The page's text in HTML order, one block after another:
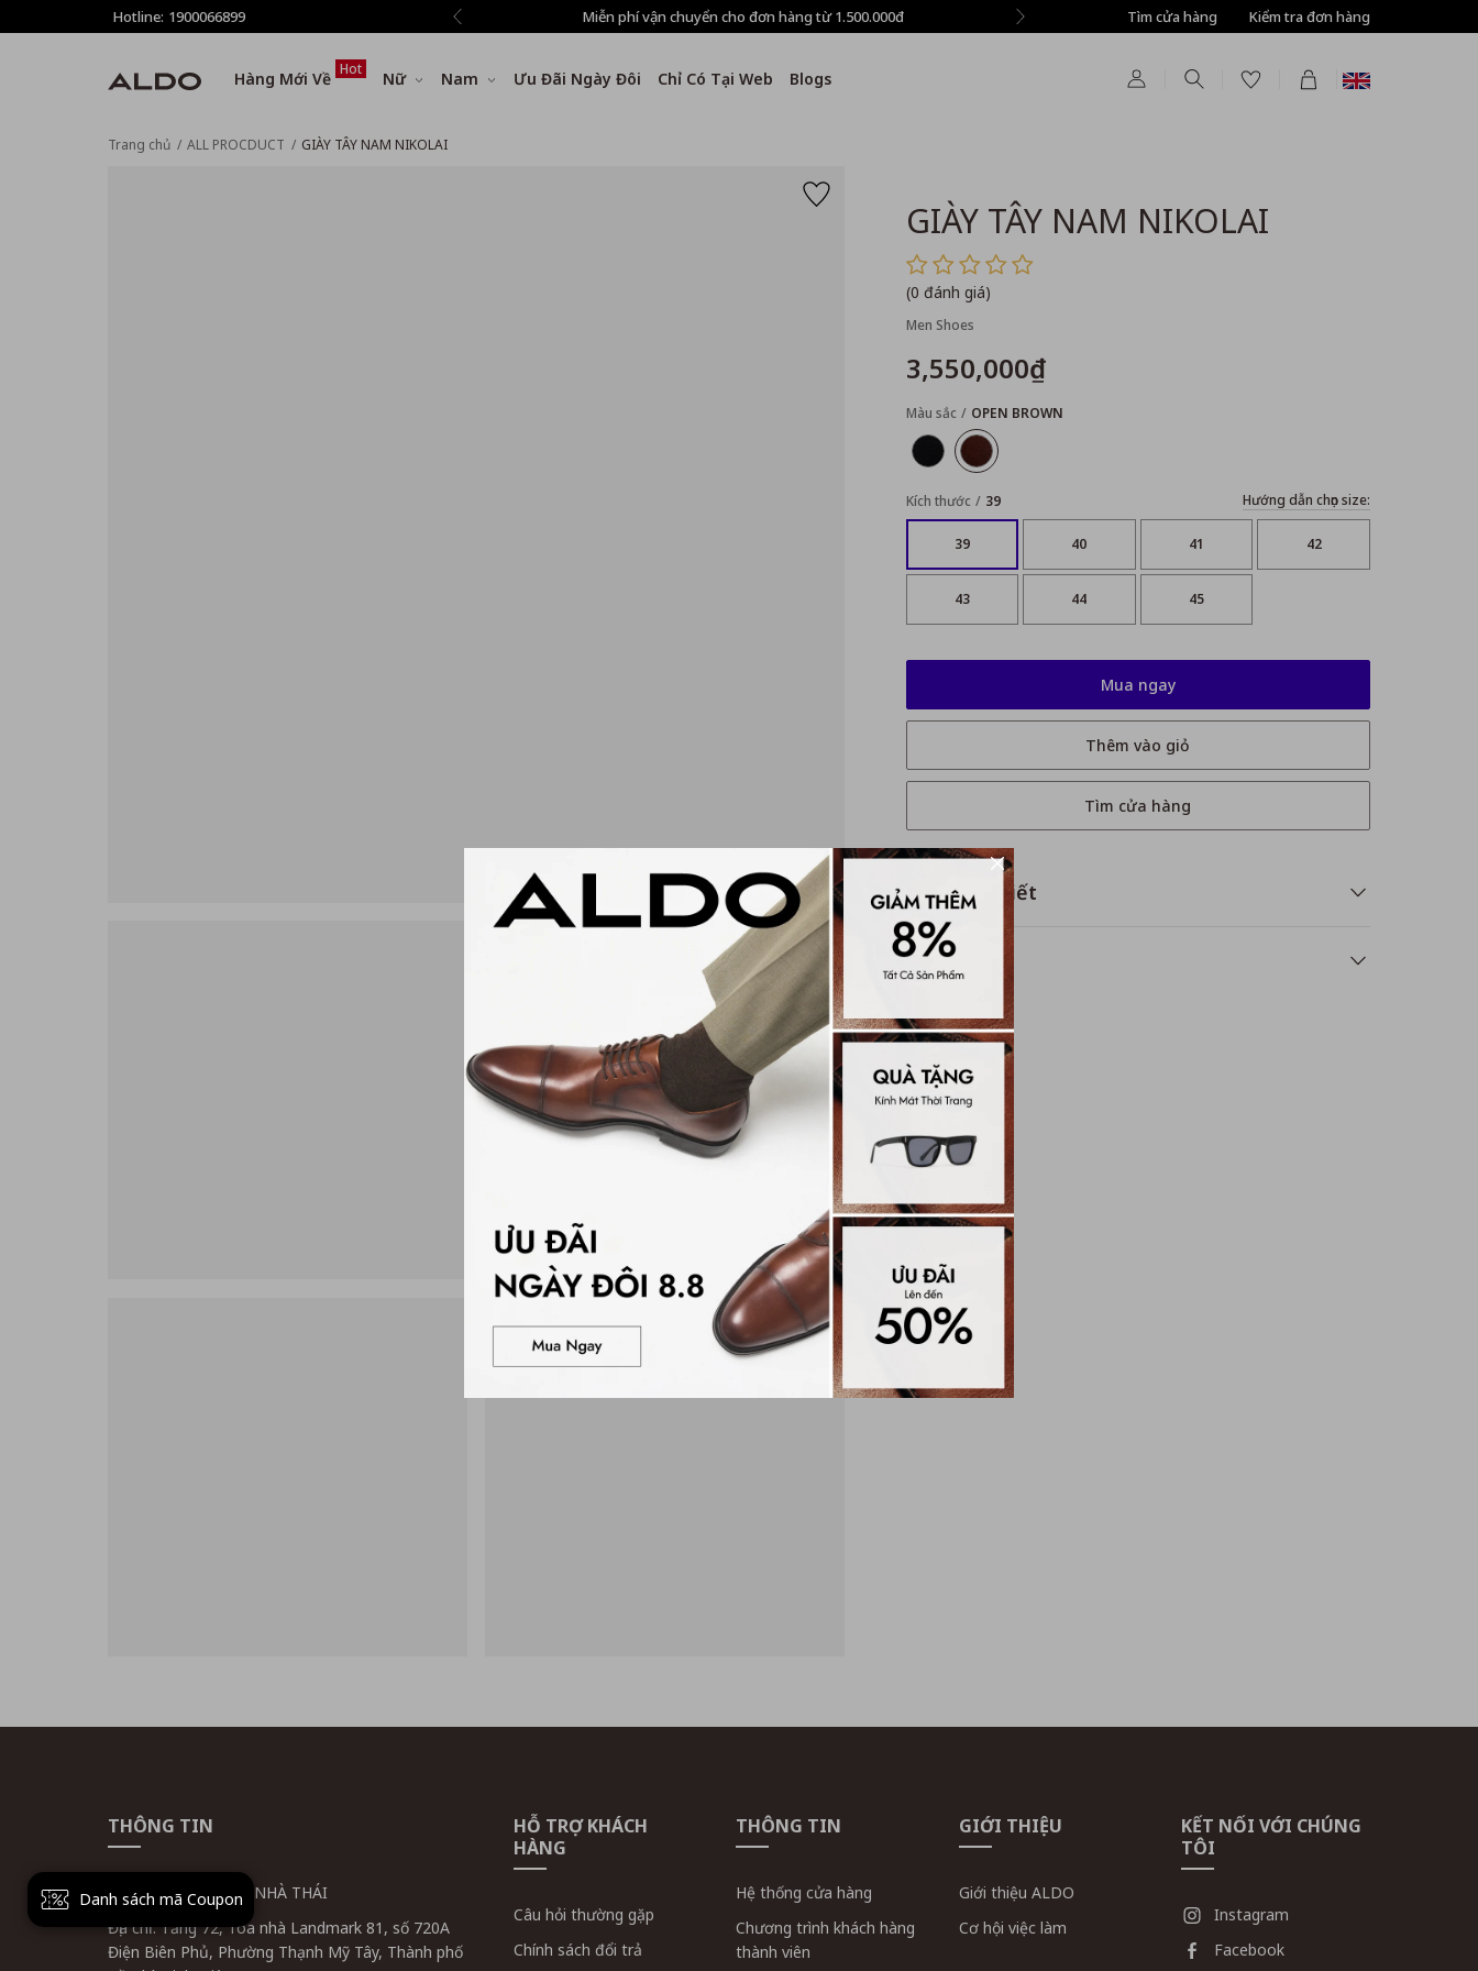
Hotline: 1900066899
thêm 8% tất cả sản phẩm ở bước Thanh toán Miễn phí vận chuyển cho đơn hàng từ 1.500.000đ Tự động giảm thêm 8% tất cả sản phẩm ở bước
Tìm cửa hàng Kiểm tra đơn hàng
Hàng Mới Về Hot Nữ Nam Ưu Đãi Ngày Đôi Chỉ Có Tại Web Blogs
Trang chủ ALL PROCDUCT GIÀY TÂY NAM NIKOLAI
GIÀY TÂY NAM NIKOLAI
(0 đánh giá)
Men Shoes
3,550,000₫
Màu sắc OPEN BROWN
Kích thước 39 Hướng dẫn chọn size:
39 40 41 42
43 44 45
Mô tả chi tiết
Đánh giá
Mua ngay
Thêm vào giỏ
Tìm cửa hàng
Danh sách mã Coupon
THÔNG TIN
CÔNG TY CỔ PHẦN NHÀ THÁI
Địa chỉ: Tầng 72, Tòa nhà Landmark 81, số 720A
Điện Biên Phủ, Phường Thạnh Mỹ Tây, Thành phố
HỖ TRỢ KHÁCH
HÀNG
Câu hỏi thường gặp
Chính sách đổi trả
THÔNG TIN
Hệ thống cửa hàng
Chương trình khách hàng
thành viên
GIỚI THIỆU
Giới thiệu ALDO
Cơ hội việc làm
KẾT NỐI VỚI CHÚNG
TÔI
Instagram
Facebook